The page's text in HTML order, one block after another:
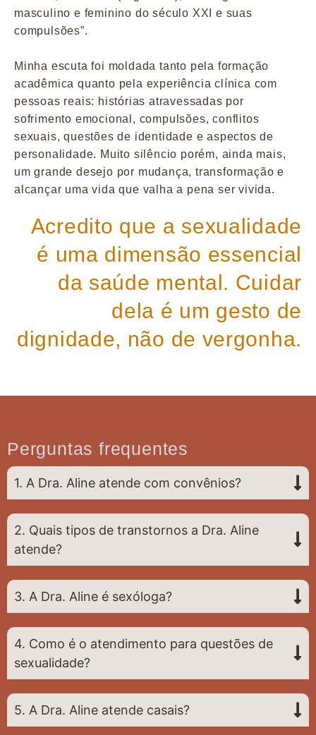
masculino e feminino do século XXI e suas
compulsões”.
Minha escuta foi moldada tanto pela formação
acadêmica quanto pela experiência clínica com
pessoas reais: histórias atravessadas por
sofrimento emocional, compulsões, conflitos
sexuais, questões de identidade e aspectos de
personalidade. Muito silêncio porém, ainda mais,
um grande desejo por mudança, transformação e
alcançar uma vida que valha a pena ser vivida.
Acredito que a sexualidade
é uma dimensão essencial
da saúde mental. Cuidar
dela é um gesto de
dignidade, não de vergonha.
Perguntas frequentes
1. A Dra. Aline atende com convênios?
2. Quais tipos de transtornos a Dra. Aline
atende?
3. A Dra. Aline é sexóloga?
4. Como é o atendimento para questões de
sexualidade?
5. A Dra. Aline atende casais?